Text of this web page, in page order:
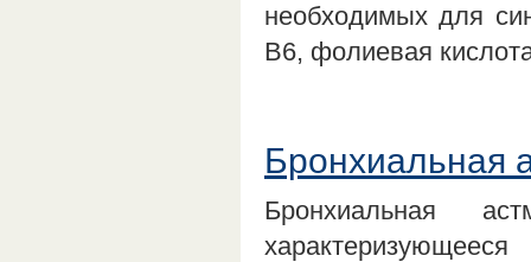
необходимых для
В6, фолиевая
Бронхиальная
Бронхиальная